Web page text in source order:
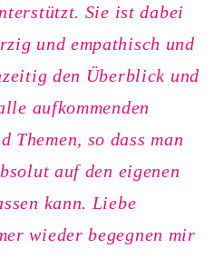
Sie ist dabei
und empathisch und
den Überblick und
aufkommenden
Themen, so dass man
auf den eigenen
kann. Liebe
wieder begegnen mir